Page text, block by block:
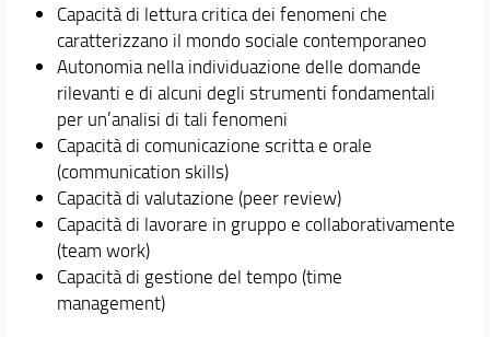
Capacità di lettura critica dei fenomeni che
caratterizzano il mondo sociale contemporaneo
Autonomia nella individuazione delle domande
rilevanti e di alcuni degli strumenti fondamentali
per un’analisi di tali fenomeni
Capacità di comunicazione scritta e orale
(communication skills)
Capacità di valutazione (peer review)
Capacità di lavorare in gruppo e collaborativamente
(team work)
Capacità di gestione del tempo (time
management)